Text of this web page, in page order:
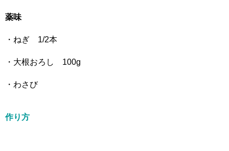
薬味
・ねぎ 1/2本
・大根おろし 100g
・わさび
作り方